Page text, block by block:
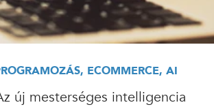
ECOMMERCE, AI
új mesterséges intelligencia